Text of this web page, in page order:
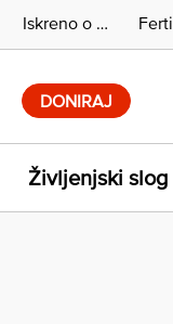
DONIRAJ
Življenjski slog
Iskreno o …